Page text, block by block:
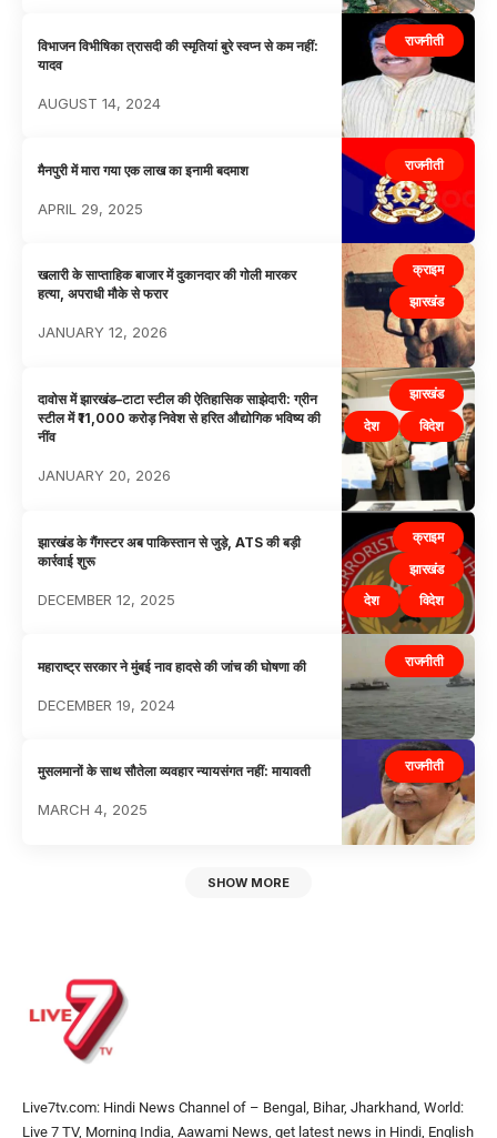
राजनीती
विभाजन विभीषिका त्रासदी की स्मृतियां बुरे स्वप्न से कम नहीं:
यादव
AUGUST 14, 2024
राजनीती
मैनपुरी में मारा गया एक लाख का इनामी बदमाश
APRIL 29, 2025
क्राइम
झारखंड
खलारी के साप्ताहिक बाजार में दुकानदार की गोली मारकर
हत्या, अपराधी मौके से फरार
JANUARY 12, 2026
झारखंड
देश
विदेश
दावोस में झारखंड–टाटा स्टील की ऐतिहासिक साझेदारी: ग्रीन
स्टील में ₹11,000 करोड़ निवेश से हरित औद्योगिक भविष्य की
नींव
JANUARY 20, 2026
क्राइम
झारखंड
देश
विदेश
झारखंड के गैंगस्टर अब पाकिस्तान से जुड़े, ATS की बड़ी
कार्रवाई शुरू
DECEMBER 12, 2025
राजनीती
महाराष्ट्र सरकार ने मुंबई नाव हादसे की जांच की घोषणा की
DECEMBER 19, 2024
राजनीती
मुसलमानों के साथ सौतेला व्यवहार न्यायसंगत नहीं: मायावती
MARCH 4, 2025
SHOW MORE
Live7tv.com: Hindi News Channel of – Bengal, Bihar, Jharkhand, World:
Live 7 TV, Morning India, Aawami News, get latest news in Hindi, English